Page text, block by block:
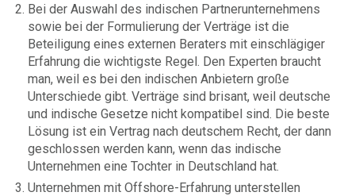
Bei der Auswahl des indischen Partnerunternehmens
sowie bei der Formulierung der Verträge ist die
Beteiligung eines externen Beraters mit einschlägiger
Erfahrung die wichtigste Regel. Den Experten braucht
man, weil es bei den indischen Anbietern große
Unterschiede gibt. Verträge sind brisant, weil deutsche
und indische Gesetze nicht kompatibel sind. Die beste
Lösung ist ein Vertrag nach deutschem Recht, der dann
geschlossen werden kann, wenn das indische
Unternehmen eine Tochter in Deutschland hat.
Unternehmen mit Offshore-Erfahrung unterstellen